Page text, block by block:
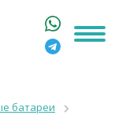
батареи